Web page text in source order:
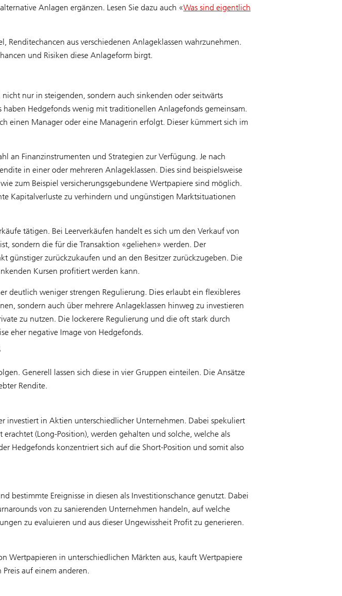
Anlagen ergänzen. Lesen Sie dazu auch «Was sind eigentlich
aus verschiedenen Anlageklassen wahrzunehmen.
und Risiken diese Anlageform birgt.
nur in steigenden, sondern auch sinkenden oder seitwärts
Hedgefonds wenig mit traditionellen Anlagefonds gemeinsam.
einen Manager oder eine Managerin erfolgt. Dieser kümmert sich im
an Finanzinstrumenten und Strategien zur Verfügung. Je nach
in einer oder mehreren Anlageklassen. Dies sind beispielsweise
zum Beispiel versicherungsgebundene Wertpapiere sind möglich.
Kapitalverluste zu verhindern und ungünstigen Marktsituationen
tätigen. Bei Leerverkäufen handelt es sich um den Verkauf von
sondern die für die Transaktion «geliehen» werden. Der
günstiger zurückzukaufen und an den Besitzer zurückzugeben. Die
Kursen profitiert werden kann.
deutlich weniger strengen Regulierung. Dies erlaubt ein flexibleres
sondern auch über mehrere Anlageklassen hinweg zu investieren
zu nutzen. Die lockerere Regulierung und die oft stark durch
eher negative Image von Hedgefonds.
Generell lassen sich diese in vier Gruppen einteilen. Die Ansätze
Rendite.
investiert in Aktien unterschiedlicher Unternehmen. Dabei spekuliert
(Long-Position), werden gehalten und solche, welche als
Hedgefonds konzentriert sich auf die Short-Position und somit also
bestimmte Ereignisse in diesen als Investitionschance genutzt. Dabei
von zu sanierenden Unternehmen handeln, auf welche
zu evaluieren und aus dieser Ungewissheit Profit zu generieren.
Wertpapieren in unterschiedlichen Märkten aus, kauft Wertpapiere
auf einem anderen.